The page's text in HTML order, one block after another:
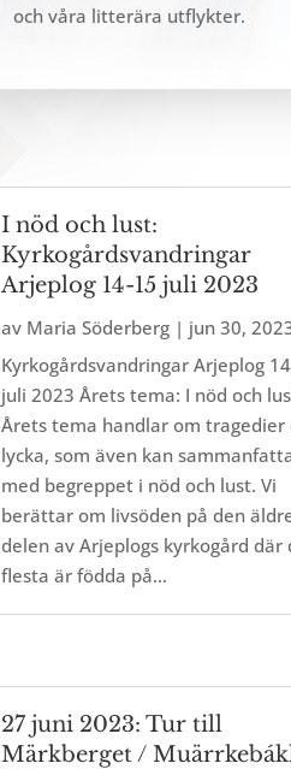
och våra litterära utflykter.
I nöd och lust:
Kyrkogårdsvandringar
Arjeplog 14-15 juli 2023
av Maria Söderberg | jun 30,
Kyrkogårdsvandringar Arjeplog
juli 2023 Årets tema: I nöd och
Årets tema handlar om tragedier
lycka, som även kan
med begreppet i nöd och lust. Vi
berättar om livsöden på den
delen av Arjeplogs kyrkogård där
flesta är födda på...
27 juni 2023: Tur till
Märkberget /